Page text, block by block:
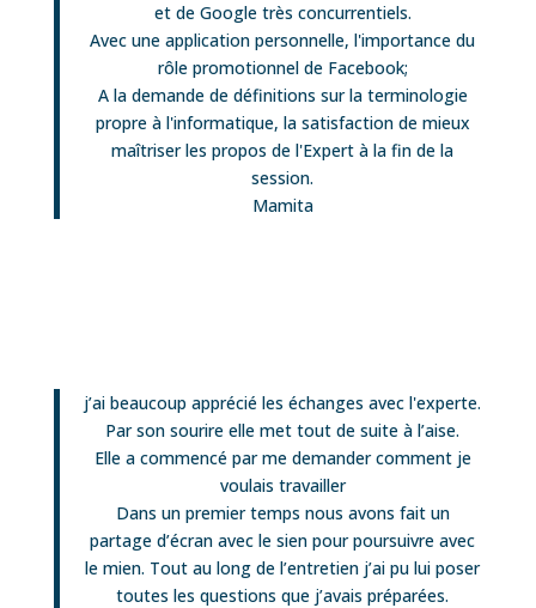
et de Google très concurrentiels.
Avec une application personnelle, l'importance du
rôle promotionnel de Facebook;
A la demande de définitions sur la terminologie
propre à l'informatique, la satisfaction de mieux
maîtriser les propos de l'Expert à la fin de la
session.
Mamita
j’ai beaucoup apprécié les échanges avec l'experte.
Par son sourire elle met tout de suite à l’aise.
Elle a commencé par me demander comment je
voulais travailler
Dans un premier temps nous avons fait un
partage d’écran avec le sien pour poursuivre avec
le mien. Tout au long de l’entretien j’ai pu lui poser
toutes les questions que j’avais préparées.